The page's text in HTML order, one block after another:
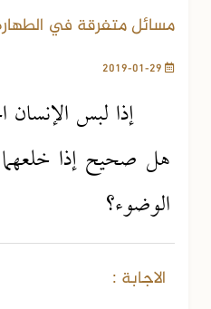
مسائل متفرقة في
إذا لبس الإنسان
هل صحيح إذا
الوضوء؟
الاجابة :